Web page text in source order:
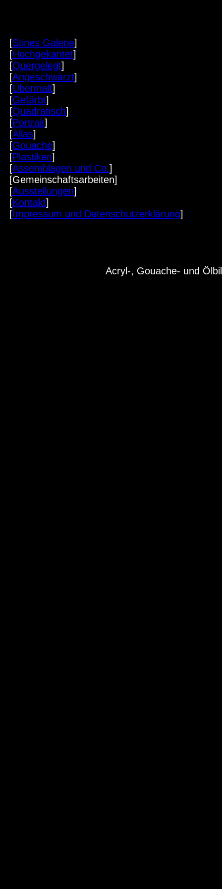
[Stines Galerie]
[Hochgekantet]
[Quergelegt]
[Angeschwärzt]
[Übermalt]
[Gefärbt]
[Quadratisch]
[Portrait]
[Allas]
[Gouache]
[Plastiken]
[Assemblagen und Co.]
[Gemeinschaftsarbeiten]
[Ausstellungen]
[Kontakt]
[Impressum und Datenschutzerklärung]
Acryl-, Gouache- und